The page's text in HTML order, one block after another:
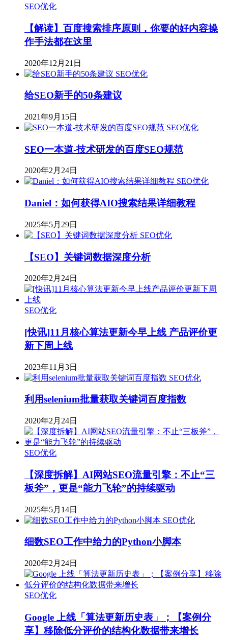
SEO优化
【解读】百度搜索排序原则，你要的好内容操
作手法都在这里
2020年12月21日
SEO优化
给SEO新手的50条建议
2021年9月15日
SEO优化
SEO一本道-技术研发的百度SEO规范
2020年2月24日
SEO优化
Daniel：如何获得AIO搜索结果详细教程
2025年5月29日
SEO优化
【SEO】关键词数据深度分析
2020年2月24日
SEO优化
[快讯]11月核心算法更新今早上线 产品评价更
新下周上线
2023年11月3日
SEO优化
利用selenium批量获取关键词百度指数
2020年2月24日
SEO优化
【深度拆解】AI网站SEO流量引擎：不止“三
板斧”，更是“能力飞轮”的持续驱动
2025年5月14日
SEO优化
细数SEO工作中给力的Python小脚本
2020年2月24日
SEO优化
Google 上线「算法更新历史表」；【案例分
享】移除低分评价的结构化数据带来增长